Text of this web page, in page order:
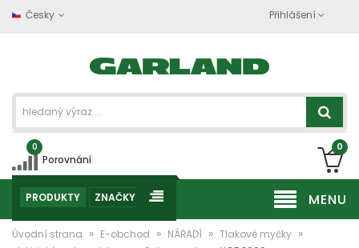
Česky Přihlášení
0
Porovnání
0
MENU
PRODUKTY ZNAČKY
Úvodní strana » E-obchod » NÁŘADÍ » Tlakové myčky »